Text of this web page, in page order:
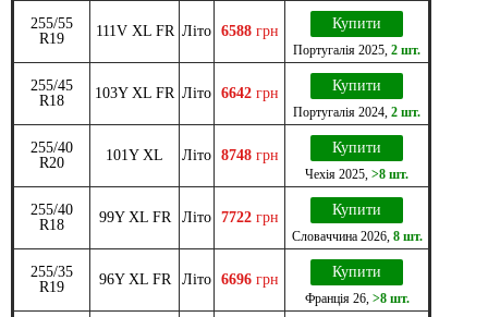
255/55
R19
111V XL FR Літо 6588 грн Купити
Португалія 2025 2 шт.
255/45
R18
103Y XL FR Літо 6642 грн Купити
Португалія 2024 2 шт.
255/40
R20
101Y XL Літо 8748 грн Купити
Чехія 2025 >8 шт.
255/40
R18
99Y XL FR Літо 7722 грн Купити
Словаччина2026, 8 шт.
255/35
R19
96Y XL FR Літо 6696 грн Купити
Франція26, >8 шт.